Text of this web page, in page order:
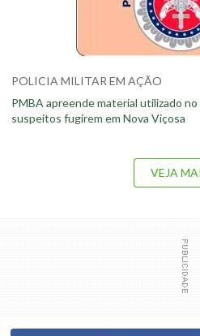
POLICIA MILITAR EM AÇÃO
PMBA apreende material utilizado
suspeitos fugirem em Nova Viçosa
VEJA